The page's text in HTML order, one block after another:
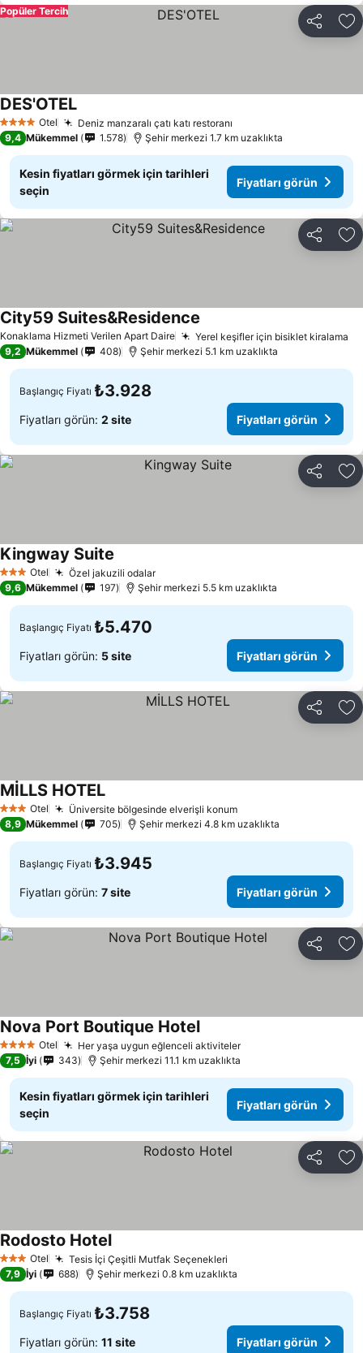
Paylaş
Popüler Tercih
4 Yıldız Otel Deniz manzaralı çatı katı restoranı
DES'OTELFiyatları görün
9,4 Mükemmel 1.578 Şehir merkezi 1.7 km uzaklıkta
Kesin fiyatları görmek için tarihleri
seçin
Fiyatları görün
Paylaş
Konaklama Hizmeti Verilen Apart Daire Yerel keşifler için bisiklet kiralama
City59 Suites&Residence
9,2 Mükemmel 408 Şehir merkezi 5.1 km uzaklıkta
Başlangıç Fiyatı ₺3.928
Fiyatları görün: 2 site Fiyatları görün
Paylaş
3 YıldızOtel Özel jakuzili odalarFiyatları görün
Kingway Suite
9,6 Mükemmel 197 Şehir merkezi 5.5 km uzaklıkta
Başlangıç Fiyatı ₺5.470
Fiyatları görün: 5 site Fiyatları görün
Paylaş
3 YıldızOtel Üniversite bölgesinde elverişli konumFiyatları görün
MİLLS HOTELFiyatları görün
8,9 Mükemmel 705 Şehir merkezi 4.8 km uzaklıkta
Başlangıç Fiyatı ₺3.945
Fiyatları görün: 7 site Fiyatları görün
Paylaş
4 Yıldız Otel Her yaşa uygun eğlenceli aktivitelerFiyatları görün
Nova Port Boutique HotelFiyatları görün
7,5 İyi 343 Şehir merkezi 11.1 km uzaklıkta
Kesin fiyatları görmek için tarihleri
seçin
Fiyatları görün
Paylaş
3 YıldızOtel Tesis İçi Çeşitli Mutfak Seçenekleri
Rodosto HotelFiyatları görün
7,9 İyi 688 Şehir merkezi 0.8 km uzaklıkta
Başlangıç Fiyatı ₺3.758
Fiyatları görün: 11 site Fiyatları görün